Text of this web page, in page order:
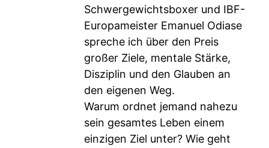
Schwergewichtsboxer und IBF-
Europameister Emanuel Odiase
spreche ich über den Preis
großer Ziele, mentale Stärke,
Disziplin und den Glauben an
den eigenen Weg.
Warum ordnet jemand nahezu
sein gesamtes Leben einem
einzigen Ziel unter? Wie geht